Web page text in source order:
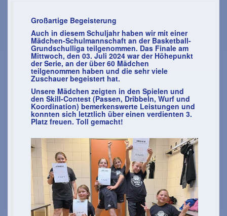
Großartige Begeisterung
Auch in diesem Schuljahr haben wir mit einer
Mädchen-Schulmannschaft an der Basketball-
Grundschulliga teilgenommen. Das Finale am
Mittwoch, den 03. Juli 2024 war der Höhepunkt
der Serie, an der über 60 Mädchen
teilgenommen haben und die sehr viele
Zuschauer begeistert hat.
Unsere Mädchen zeigten in den Spielen und
den Skill-Contest (Passen, Dribbeln, Wurf und
Koordination) bemerkenswerte Leistungen und
konnten sich letztlich über einen verdienten 3.
Platz freuen. Toll gemacht!